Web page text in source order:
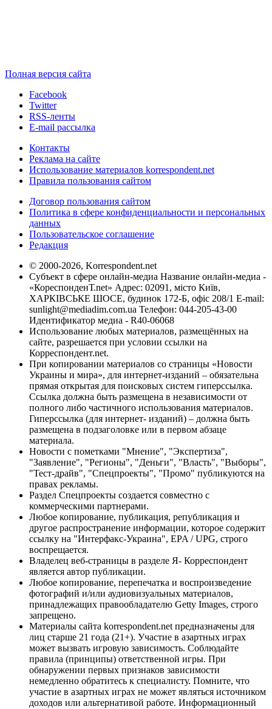
Полная версия сайта
Facebook
Twitter
RSS-ленты
E-mail рассылка
Контакты
Реклама на сайте
Использование материалов korrespondent.net
Правила пользования сайтом
Договор пользования сайтом
Политика в сфере конфиденциальности и персональных
данных
Пользовательское соглашение
Редакция
© 2000-2026, Korrespondent.net
Субъект в сфере онлайн-медиа Название онлайн-медиа -
«КореспонденТ.net» Адрес: 02091, місто Київ,
ХАРКІВСЬКЕ ШОСЕ, будинок 172-Б, офіс 208/1 E-mail:
sunlight@mediadim.com.ua Телефон: 044-205-43-00
Идентификатор медиа - R40-06068
Использование любых материалов, размещённых на
сайте, разрешается при условии ссылки на
Корреспондент.net.
При копировании материалов со страницы «Новости
Украины и мира», для интернет-изданий – обязательна
прямая открытая для поисковых систем гиперссылка.
Ссылка должна быть размещена в независимости от
полного либо частичного использования материалов.
Гиперссылка (для интернет- изданий) – должна быть
размещена в подзаголовке или в первом абзаце
материала.
Новости с пометками "Мнение", "Экспертиза",
"Заявление", "Регионы", "Деньги", "Власть", "Выборы",
"Тест-драйв", "Спецпроекты", "Промо" публикуются на
правах рекламы.
Раздел Спецпроекты создается совместно с
коммерческими партнерами.
Любое копирование, публикация, републикация и
другое распространение информации, которое содержит
ссылку на "Интерфакс-Украина", EPA / UPG, строго
воспрещается.
Владелец веб-страницы в разделе Я- Корреспондент
является автор публикации.
Любое копирование, перепечатка и воспроизведение
фотографий и/или аудиовизуальных материалов,
принадлежащих правообладателю Getty Images, строго
запрещено.
Материалы сайта korrespondent.net предназначены для
лиц старше 21 года (21+). Участие в азартных играх
может вызвать игровую зависимость. Соблюдайте
правила (принципы) ответственной игры. При
обнаружении первых признаков зависимости
немедленно обратитесь к специалисту. Помните, что
участие в азартных играх не может являться источником
доходов или альтернативой работе. Информационный